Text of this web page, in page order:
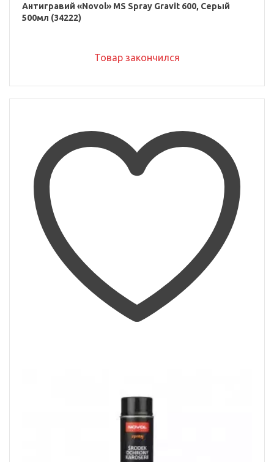
Антигравий «Novol» MS Spray Gravit 600, Серый
500мл (34222)
Товар закончился